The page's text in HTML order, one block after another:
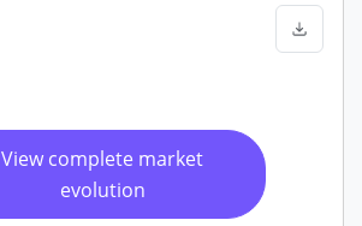
View complete market
evolution